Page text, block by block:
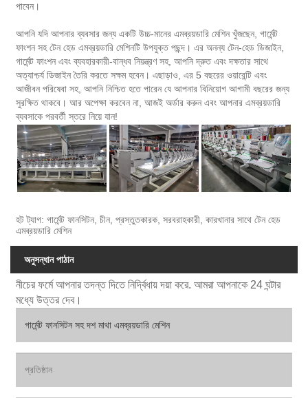
পাবেন।
আপনি যদি আপনার ব্যবসার জন্য একটি উচ্চ-মানের এমব্রয়ডারি মেশিন খুঁজছেন, গার্মেন্ট
ফাংশন সহ টেন হেড এমব্রয়ডারি মেশিনটি উপযুক্ত পছন্দ। এর অনন্য টেন-হেড ডিজাইন,
গার্মেন্ট ফাংশন এবং ব্যবহারকারী-বান্ধব নিয়ন্ত্রণ সহ, আপনি দ্রুত এবং দক্ষতার সাথে
অত্যাশ্চর্য ডিজাইন তৈরি করতে সক্ষম হবেন। এছাড়াও, এর 5 বছরের ওয়ারেন্টি এবং
আজীবন পরিষেবা সহ, আপনি নিশ্চিত হতে পারেন যে আপনার বিনিয়োগ আগামী বছরের জন্য
সুরক্ষিত থাকবে। আর অপেক্ষা করবেন না, আজই অর্ডার করুন এবং আপনার এমব্রয়ডারি
ব্যবসাকে পরবর্তী স্তরে নিয়ে যান!
হট ট্যাগ: গার্মেন্ট ফানসিটন, চীন, প্রস্তুতকারক, সরবরাহকারী, কারখানার সাথে টেন হেড
এমব্রয়ডারি মেশিন
অনুসন্ধান পাঠান
নীচের ফর্মে আপনার তদন্ত দিতে নির্দ্বিধায় দয়া করে. আমরা আপনাকে 24 ঘন্টার
মধ্যে উত্তর দেব।